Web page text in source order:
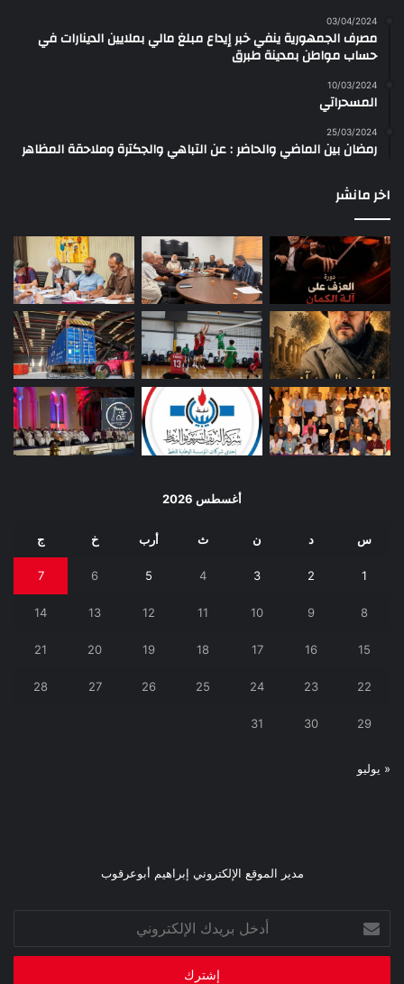
03/04/2024
مصرف الجمهورية ينفي خبر إيداع مبلغ مالي بملايين الدينارات في
حساب مواطن بمدينة طبرق
10/03/2024
المسحراتي
25/03/2024
رمضان بين الماضي والحاضر : عن التباهي والجكترة وملاحقة المظاهر
اخر مانشر
أغسطس 2026
س د ن ث أرب خ ج
1
2
3
4
5
6
7
8
9
10
11
12
13
14
15
16
17
18
19
20
21
22
23
24
25
26
27
28
29
30
31
« يوليو
مدير الموقع الإلكتروني إبراهيم أبوعرقوب
بريدك
الإلكتروني